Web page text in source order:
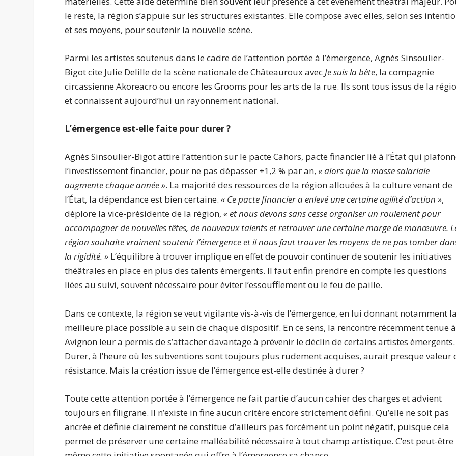
le reste, la région s’appuie sur les structures existantes. Elle compose avec elles, selon ses
et ses moyens, pour soutenir la nouvelle scène.
Parmi les artistes soutenus dans le cadre de l’attention portée à l’émergence, Agnès Sinsoulier-
Bigot cite Julie Delille de la scène nationale de Châteauroux avecJe suis la bête, la compagnie
circassienne Akoreacro ou encore les Grooms pour les arts de la rue. Ils sont tous issus de la
et connaissent aujourd’hui un rayonnement national.
L’émergence est-elle faite pour durer ?
Agnès Sinsoulier-Bigot attire l’attention sur le pacte Cahors, pacte financier lié à l’État qui
l’investissement financier, pour ne pas dépasser +1,2 % par an,« alors que la masse salariale
augmente chaque année ». La majorité des ressources de la région allouées à la culture venant de
l’État, la dépendance est bien certaine.« Ce pacte financier a enlevé une certaine agilité d’action »,
déplore la vice-présidente de la région,« et nous devons sans cesse organiser un roulement pour
accompagner de nouvelles têtes, de nouveaux talents et retrouver une certaine marge de manœuvre.
région souhaite vraiment soutenir l’émergence et il nous faut trouver les moyens de ne pas tomber
la rigidité. » L’équilibre à trouver implique en effet de pouvoir continuer de soutenir les initiatives
théâtrales en place en plus des talents émergents. Il faut enfin prendre en compte les questions
liées au suivi, souvent nécessaire pour éviter l’essoufflement ou le feu de paille.
Dans ce contexte, la région se veut vigilante vis-à-vis de l’émergence, en lui donnant notamment la
meilleure place possible au sein de chaque dispositif. En ce sens, la rencontre récemment tenue à
Avignon leur a permis de s’attacher davantage à prévenir le déclin de certains artistes émergents.
Durer, à l’heure où les subventions sont toujours plus rudement acquises, aurait presque valeur
résistance. Mais la création issue de l’émergence est-elle destinée à durer ?
Toute cette attention portée à l’émergence ne fait partie d’aucun cahier des charges et advient
toujours en filigrane. Il n’existe in fine aucun critère encore strictement défini. Qu’elle ne soit pas
ancrée et définie clairement ne constitue d’ailleurs pas forcément un point négatif, puisque cela
permet de préserver une certaine malléabilité nécessaire à tout champ artistique. C’est peut-être